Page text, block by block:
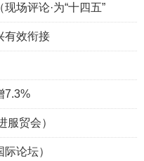
场评论·为“十四五”
有效衔接
7.3%
服贸会）
论坛）